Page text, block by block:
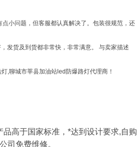
小问题，但客服都认真解决了。包装很规范，还
发货及到货都非常快，非常满意。 与卖家描述
,聊城市莘县加油站led防爆路灯代理商！
高于国家标准，*达到设计要求,自购
司免费维修。